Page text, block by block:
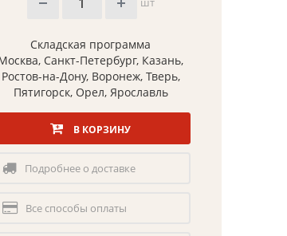
Складская программа
Санкт-Петербург, Казань,
Ростов-на-Дону, Воронеж, Тверь,
Пятигорск, Орел, Ярославль
В КОРЗИНУ
Подробнее о доставке
Все способы оплаты